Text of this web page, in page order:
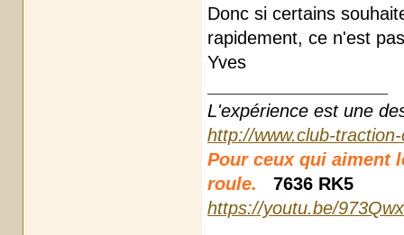
Donc si certains
rapidement, ce n'est
Yves
L'expérience est une
http://www.club-
Pour ceux qui aiment
roule.
7636 RK5
https://youtu.be/